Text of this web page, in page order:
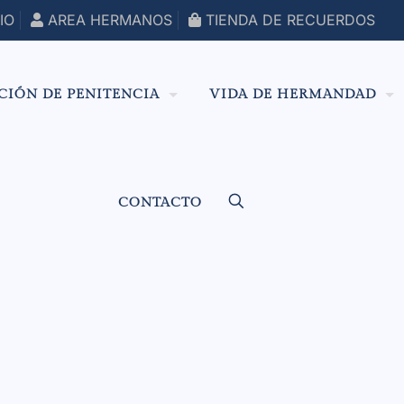
AREA HERMANOS TIENDA DE RECUERDOS
DE PENITENCIA VIDA DE HERMANDAD
CONTACTO